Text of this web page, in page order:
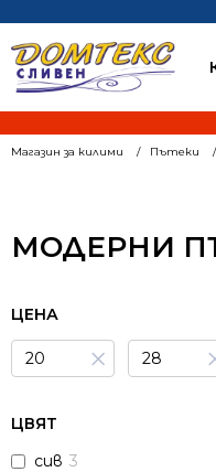
Магазин за килими Пътеки
МОДЕРНИ
ЦЕНА
×
ЦВЯТ
сив 3